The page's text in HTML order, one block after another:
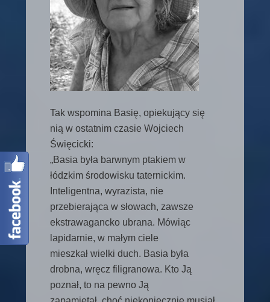
Tak wspomina Basię, opiekujący się
nią w ostatnim czasie Wojciech
Święcicki:
„Basia była barwnym ptakiem w
łódzkim środowisku taternickim.
Inteligentna, wyrazista, nie
przebierająca w słowach, zawsze
ekstrawagancko ubrana. Mówiąc
lapidarnie, w małym ciele
mieszkał wielki duch. Basia była
drobna, wręcz filigranowa. Kto Ją
poznał, to na pewno Ją